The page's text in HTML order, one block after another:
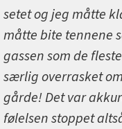
setet og jeg måtte
måtte bite tennene
gassen som de
særlig overrasket
gårde! Det var
følelsen stoppet